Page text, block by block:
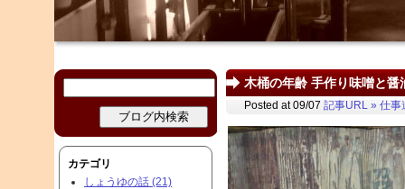
木桶の年齢 手作り味噌と
Posted at 09/07 記事URL » 仕事
カテゴリ
しょうゆの話 (21)